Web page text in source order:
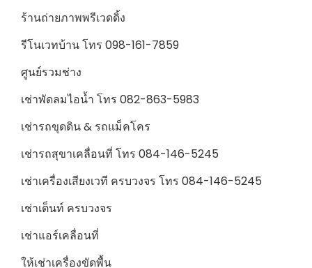
ร้านถ่ายภาพพรีเวดดิ้ง
รีโนเวทบ้าน โทร 098-161-7859
ศูนย์รวมช่าง
เช่าพัดลมไอน้ำ โทร 082-863-5983
เช่ารถขุดดิน & รถแม็คโคร
เช่ารถสุขาเคลื่อนที่ โทร 084-146-5245
เช่าเครื่องเสียงเวที ครบวงจร โทร 084-146-5245
เช่าเต็นท์ ครบวงจร
เช่าแอร์เคลื่อนที่
ให้เช่าเครื่องขัดพื้น